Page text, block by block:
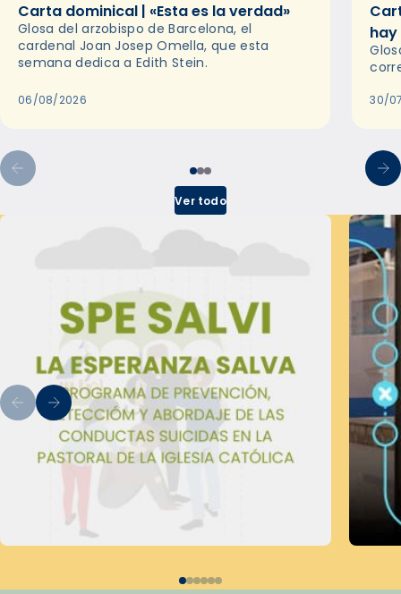
Carta dominical | «Esta es la verdad»
Glosa del arzobispo de Barcelona, el
cardenal Joan Josep Omella, que esta
semana dedica a Edith Stein.
06/08/2026 30/
Ver todo